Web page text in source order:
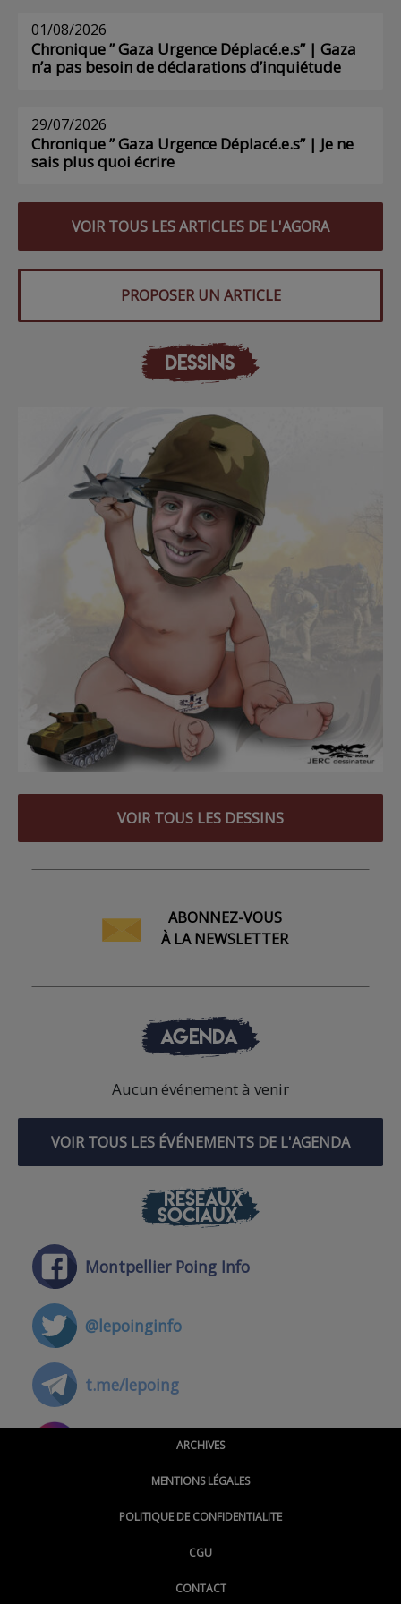
01/08/2026
Chronique ” Gaza Urgence Déplacé.e.s” | Gaza
n’a pas besoin de déclarations d’inquiétude
29/07/2026
Chronique ” Gaza Urgence Déplacé.e.s” | Je ne
sais plus quoi écrire
VOIR TOUS LES ARTICLES DE L'AGORA
PROPOSER UN ARTICLE
DESSINS
VOIR TOUS LES DESSINS
ABONNEZ-VOUS
À LA NEWSLETTER
AGENDA
Aucun événement à venir
VOIR TOUS LES ÉVÉNEMENTS DE L'AGENDA
RÉSEAUX
SOCIAUX
Montpellier Poing Info
@lepoinginfo
t.me/lepoing
@montpellierpoinginfo
@LePoingMontpellier
ARCHIVES
MENTIONS LÉGALES
POLITIQUE DE CONFIDENTIALITE
CGU
CONTACT